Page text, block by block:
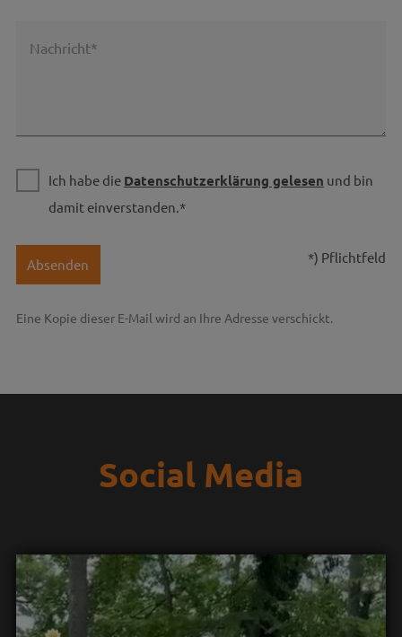
Nachricht*
Ich habe die Datenschutzerklärung gelesen und bin
damit einverstanden.*
Absenden *) Pflichtfeld
Eine Kopie dieser E-Mail wird an Ihre Adresse verschickt.
Social Media